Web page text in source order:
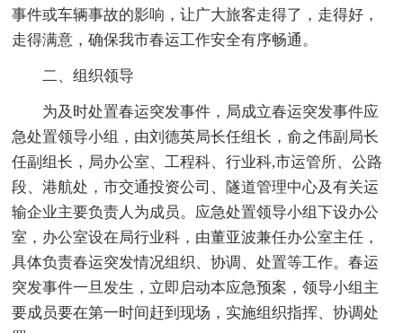
事件或车辆事故的影响，让广大旅客走得了，走得好，
走得满意，确保我市春运工作安全有序畅通。
二、组织领导
为及时处置春运突发事件，局成立春运突发事件应
急处置领导小组，由刘德英局长任组长，俞之伟副局长
任副组长，局办公室、工程科、行业科,市运管所、公路
段、港航处，市交通投资公司、隧道管理中心及有关运
输企业主要负责人为成员。应急处置领导小组下设办公
室，办公室设在局行业科，由董亚波兼任办公室主任，
具体负责春运突发情况组织、协调、处置等工作。春运
突发事件一旦发生，立即启动本应急预案，领导小组主
要成员要在第一时间赶到现场，实施组织指挥、协调处